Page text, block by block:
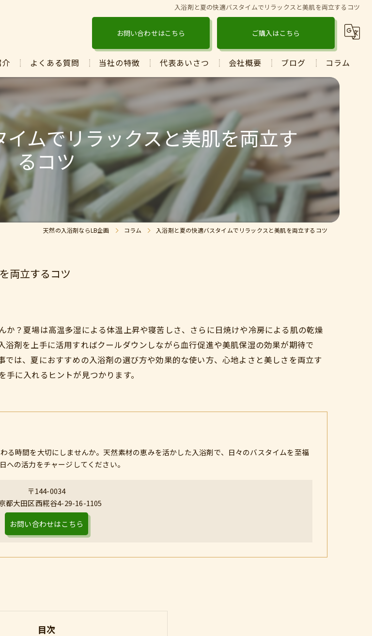
入浴剤と夏の快適バスタイムでリラックスと美肌を両立するコツ
お問い合わせはこちら ご購入はこちら
よくある質問 当社の特徴
ぬか
発酵
マコモ
保湿
代表あいさつ 会社概要 ブログ コラム
ムでリラックスと美肌を両立す
るコツ
天然の入浴剤ならLB企画 コラム 入浴剤と夏の快適バスタイムでリラックスと美肌を両立するコツ
両立するコツ
？夏場は高温多湿による体温上昇や寝苦しさ、さらに日焼けや冷房による肌の乾燥
剤を上手に活用すればクールダウンしながら血行促進や美肌保湿の効果が期待で
は、夏におすすめの入浴剤の選び方や効果的な使い方、心地よさと美しさを両立す
に入れるヒントが見つかります。
る時間を大切にしませんか。天然素材の恵みを活かした入浴剤で、日々のバスタイムを至福
への活力をチャージしてください。
〒144-0034
都大田区西糀谷4-29-16-1105
お問い合わせはこちら
目次